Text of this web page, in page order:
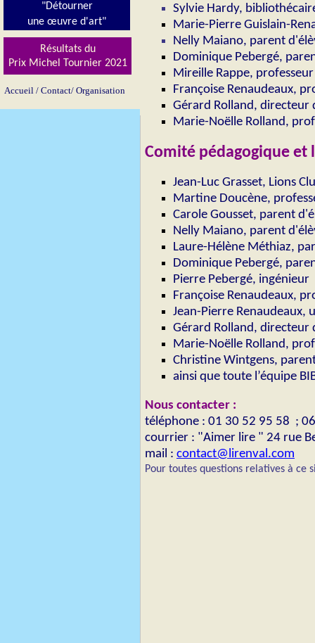
Sylvie Hardy,
Marie-Pierre Guislain-
Nelly Maiano, parent
Dominique Pebergé,
Mireille Rappe, professeur
Françoise Renaudeaux,
Gérard Rolland, directeur
Marie-Noëlle Rolland,
Comité pédagogique et
Jean-Luc Grasset, Lions
Martine Doucène,
Carole Gousset, parent
Nelly Maiano, parent
Laure-Hélène Méthiaz,
Dominique Pebergé,
Pierre Pebergé, ingénieur
Françoise Renaudeaux,
Jean-Pierre Renaudeaux,
Gérard Rolland, directeur
Marie-Noëlle Rolland,
Christine Wintgens,
ainsi que toute l’équipe
Nous contacter :
téléphone : 01 30 52 95 58 ;
courrier : "Aimer lire " 24 rue
mail : contact@lirenval.com
Pour toutes questions relatives à ce
"Détourner
une œuvre d'art"
Accueil / Contact/ Organisation
Résultats du
Prix Michel Tournier 2021